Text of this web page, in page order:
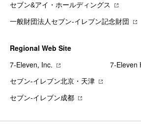
セブン&アイ・ホールディングス
一般財団法人セブン-イレブン記念財団
Regional Web Site
7‐Eleven, Inc.
7‐Eleven
セブン‐イレブン北京・天津
セブン‐イレブン成都